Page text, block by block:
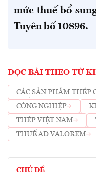
mức thuế bổ
Tuyên bố 10896.
ĐỌC BÀI THEO TỪ
CÁC SẢN PHẨM THÉP
PHẢI CHỊU MỨC
CÔNG NGHIỆP
THÉP VIỆT NAM
THUẾ AD VALOREM
CHỦ ĐỀ